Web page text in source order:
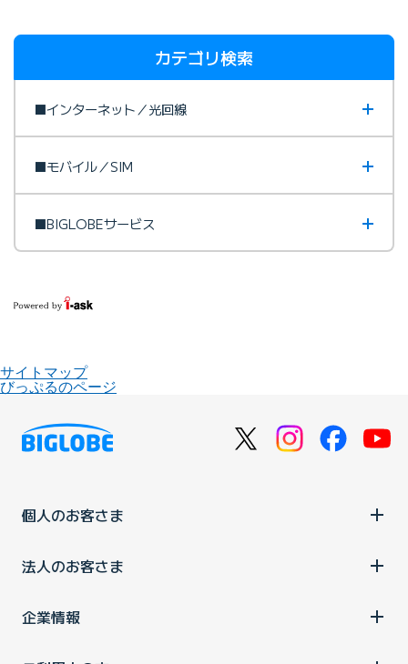
カテゴリ検索
■インターネット／光回線
■モバイル／SIM
■BIGLOBEサービス
サイトマップ
びっぷるのページ
個人のお客さま
法人のお客さま
企業情報